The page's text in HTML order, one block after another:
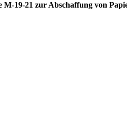
19-21 zur Abschaffung von